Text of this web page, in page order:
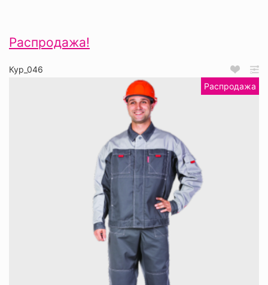
Распродажа!
Кур_046
Распродажа